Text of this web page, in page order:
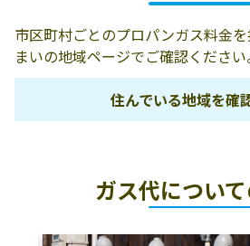
株式会社ナカハ
タ
田川郡添田町大
字添田2352-2
市区町村ごとのプロパンガス料金
まいの地域ページでご確認ください
住んでいる地域を確
春日市
ガス代につい